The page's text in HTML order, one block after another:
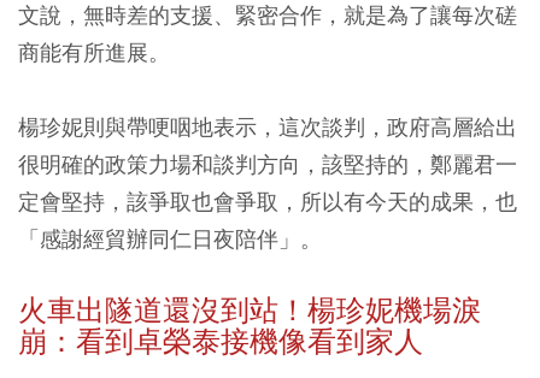
文說，無時差的支援、緊密合作，就是為了讓每次磋
商能有所進展。
楊珍妮則與帶哽咽地表示，這次談判，政府高層給出
很明確的政策力場和談判方向，該堅持的，鄭麗君一
定會堅持，該爭取也會爭取，所以有今天的成果，也
「感謝經貿辦同仁日夜陪伴」。
火車出隧道還沒到站！楊珍妮機場淚
崩：看到卓榮泰接機像看到家人